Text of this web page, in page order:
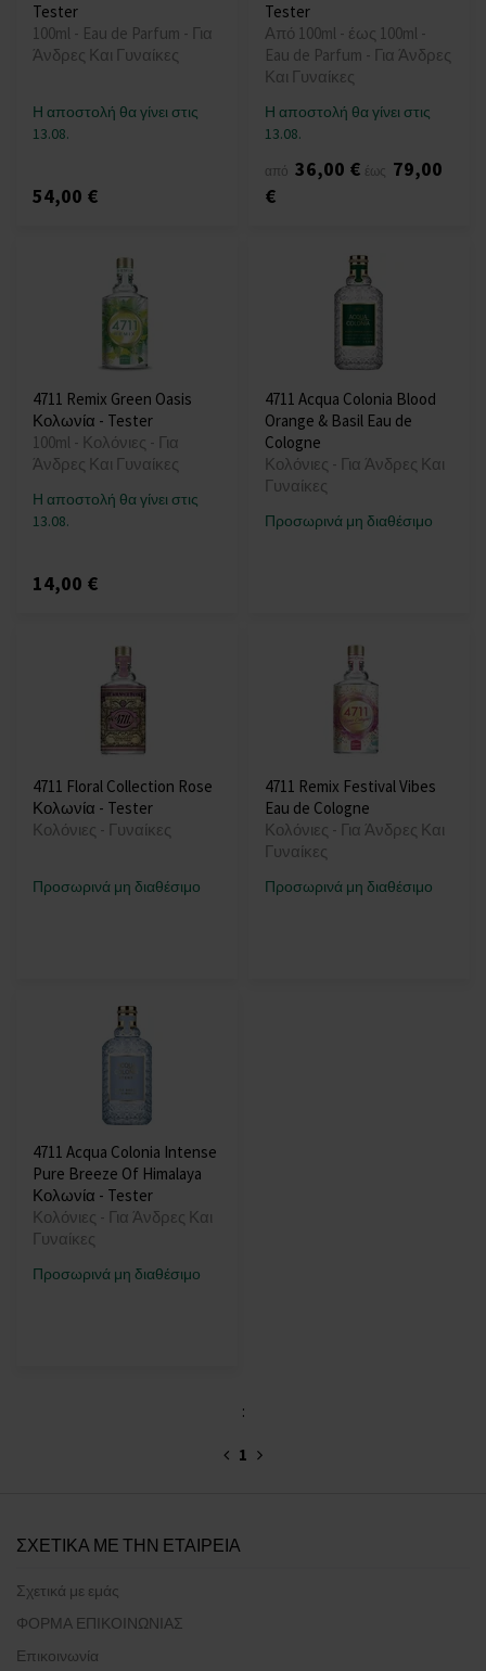
Tester
100ml - Eau de Parfum - Για
Άνδρες Και Γυναίκες
Η αποστολή θα γίνει στις
13.08.
54,00 €
Tester
Από 100ml - έως 100ml -
Eau de Parfum - Για Άνδρες
Και Γυναίκες
Η αποστολή θα γίνει στις
13.08.
από 36,00 € έως 79,00
€
4711 Remix Green Oasis
Κολωνία - Tester
100ml - Κολόνιες - Για
Άνδρες Και Γυναίκες
Η αποστολή θα γίνει στις
13.08.
14,00 €
4711 Acqua Colonia Blood
Orange & Basil Eau de
Cologne
Κολόνιες - Για Άνδρες Και
Γυναίκες
Προσωρινά μη διαθέσιμο
4711 Floral Collection Rose
Κολωνία - Tester
Κολόνιες - Γυναίκες
Προσωρινά μη διαθέσιμο
4711 Remix Festival Vibes
Eau de Cologne
Κολόνιες - Για Άνδρες Και
Γυναίκες
Προσωρινά μη διαθέσιμο
4711 Acqua Colonia Intense
Pure Breeze Of Himalaya
Κολωνία - Tester
Κολόνιες - Για Άνδρες Και
Γυναίκες
Προσωρινά μη διαθέσιμο
:
1
ΣΧΕΤΙΚΑ ΜΕ ΤΗΝ ΕΤΑΙΡΕΙΑ
Σχετικά με εμάς
ΦΟΡΜΑ ΕΠΙΚΟΙΝΩΝΙΑΣ
Επικοινωνία